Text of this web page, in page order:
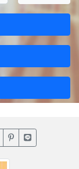
書分享(另開新視窗)
噗浪分享(另開新
Line分享(另